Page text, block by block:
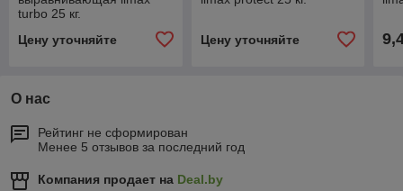
turbo 25 кг.
Цену уточняйте
Цену уточняйте
О нас
Рейтинг не сформирован
Менее 5 отзывов за последний год
Компания продает на Deal.by